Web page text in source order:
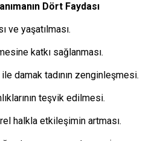
Dört Faydası
ve yaşatılması.
katkı sağlanması.
damak tadının zenginleşmesi.
teşvik edilmesi.
halkla etkileşimin artması.